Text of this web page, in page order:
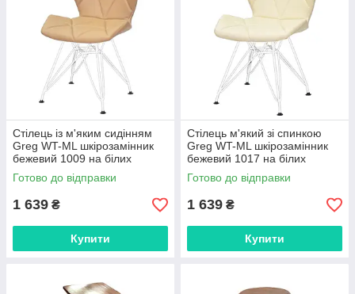
Стілець із м'яким сидінням
Greg WT-ML шкірозамінник
бежевий 1009 на білих
ніжках, дизайн Charles&Ray
Eames
Готово до відправки
1 639 ₴
Купити
Стілець м'який зі спинкою
Greg WT-ML шкірозамінник
бежевий 1017 на білих
ніжках, дизайн Charles&Ray
Eames
Готово до відправки
1 639 ₴
Купити